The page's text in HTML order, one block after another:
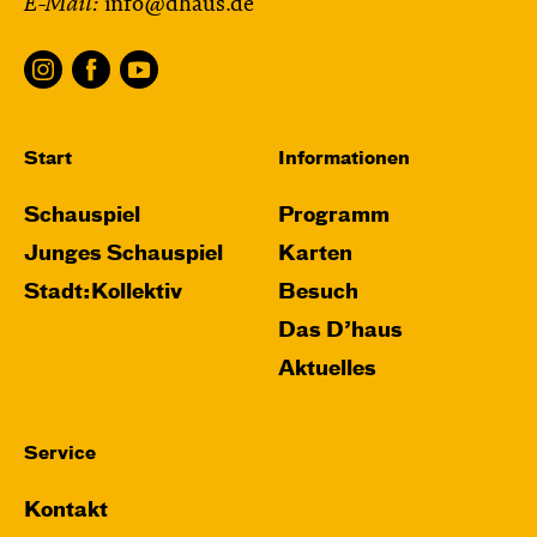
und Anne-Kathrin Behl
Choreografie: Barbara Fuchs
Central 2
Mi, 21.10. / 10:00 – 11:00
Regie: Philipp Alfons Heitmann, Matts Johan
Central 1
E-Mail: info@dhaus.de
Start
Schauspiel
Junges Schauspiel
Stadt:Kollektiv
Informationen
Programm
Karten
Besuch
Das D’haus
Aktuelles
Service
Kontakt